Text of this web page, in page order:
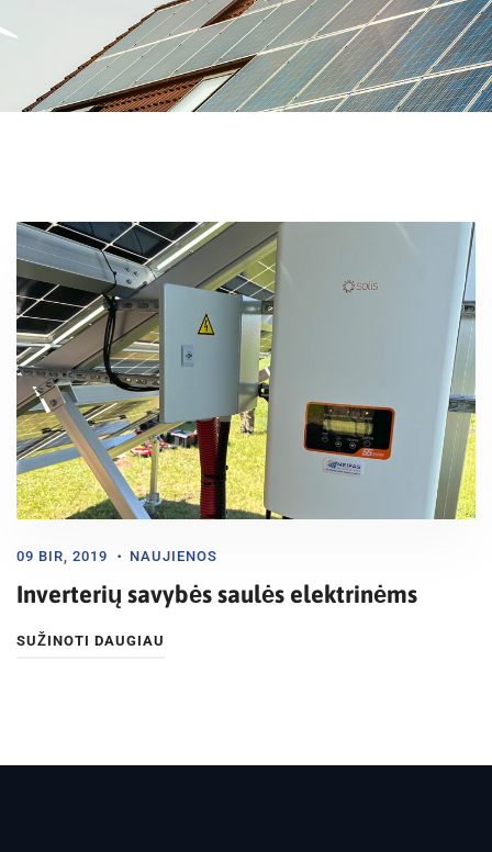
09 BIR, 2019 NAUJIENOS
Inverterių savybės saulės elektrinėms
SUŽINOTI DAUGIAU